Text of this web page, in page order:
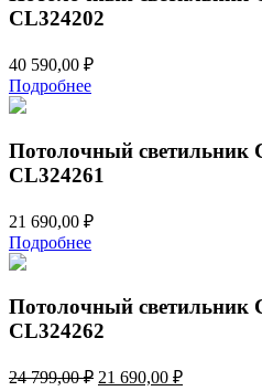
CL324202
40 590,00 ₽
Подробнее
Потолочный светильник
CL324261
21 690,00 ₽
Подробнее
Потолочный светильник
CL324262
24 799,00₽ Первоначальная
21 690,00 ₽Текущая